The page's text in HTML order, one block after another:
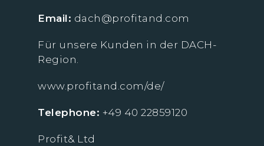
Email: dach@profitand.com
Für unsere Kunden in der DACH-
Region.
www.profitand.com/de/
Telephone: +49 40 22859120
Profit& Ltd